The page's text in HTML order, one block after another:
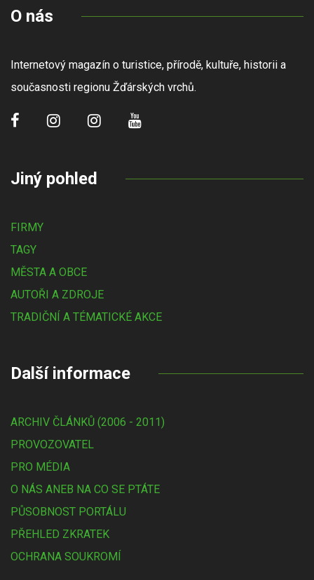
O nás
Internetový magazín o turistice, přírodě, kultuře, historii a
současnosti regionu Žďárských vrchů.
Jiný pohled
FIRMY
TAGY
MĚSTA A OBCE
AUTOŘI A ZDROJE
TRADIČNÍ A TÉMATICKÉ AKCE
Další informace
ARCHIV ČLÁNKŮ (2006 - 2011)
PROVOZOVATEL
PRO MÉDIA
O NÁS ANEB NA CO SE PTÁTE
PŮSOBNOST PORTÁLU
PŘEHLED ZKRATEK
OCHRANA SOUKROMÍ